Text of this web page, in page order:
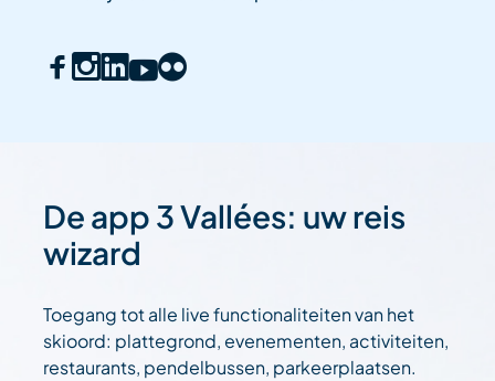
De app 3 Vallées: uw reis
wizard
Toegang tot alle live functionaliteiten van het
skioord: plattegrond, evenementen, activiteiten,
restaurants, pendelbussen, parkeerplaatsen.